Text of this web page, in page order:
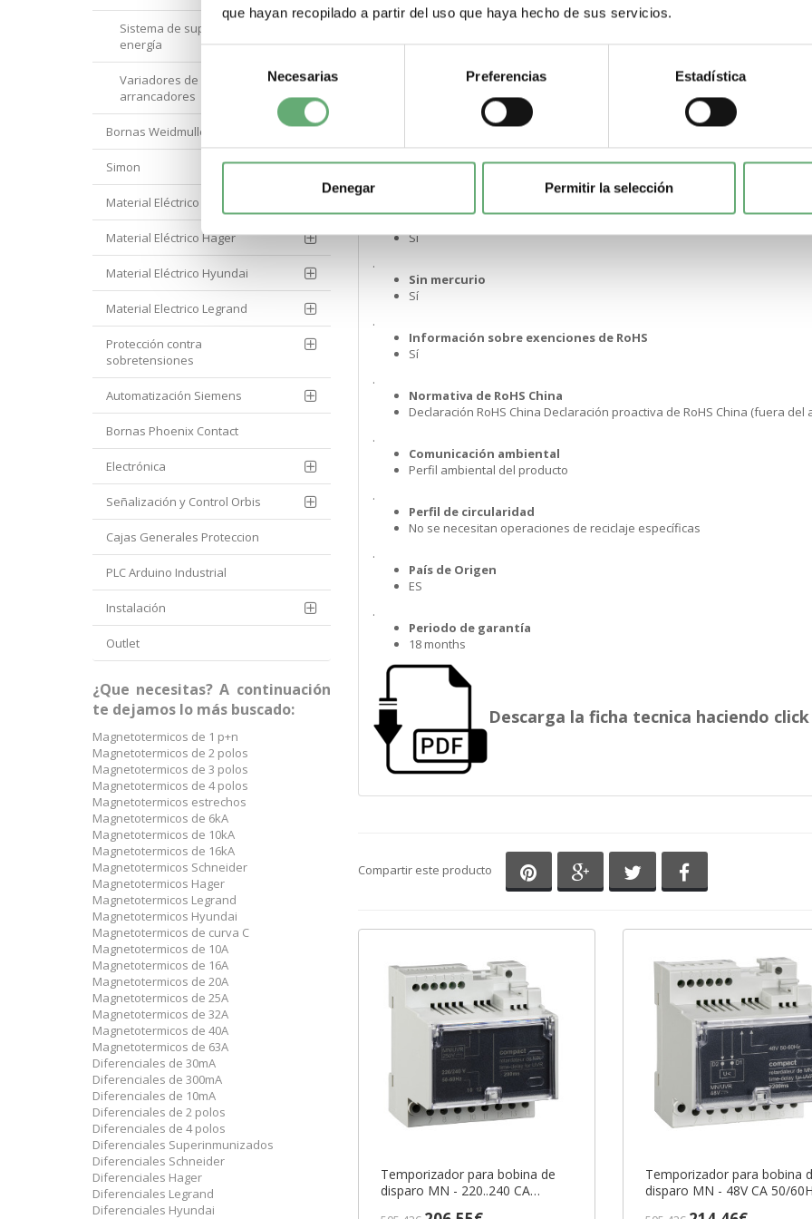
que hayan recopilado a partir del uso que haya hecho de sus servicios.
consentimiento
Necesarias Preferencias Estadística
Denegar Permitir la selección
Producto Green Premium
Reglamento REACh
Conforme con REACh sin SVHC
.
Directiva RoHS UE
Conforme Declaración RoHS UE
Sí
.
Sin mercurio
Sí
.
Información sobre exenciones de RoHS
Sí
.
Normativa de RoHS China
Declaración RoHS China Declaración proactiva de RoHS China (fuera del
.
Comunicación ambiental
Perfil ambiental del producto
.
Perfil de circularidad
No se necesitan operaciones de reciclaje específicas
.
País de Origen
ES
.
Periodo de garantía
18 months
Descarga la ficha tecnica haciendo
Compartir este producto Compartir en Pinterest
Compartir en Google+
Compartir en Twitter
Temporizador para bobina de
disparo MN - 220..240 CA
Temporizador para bobina
disparo MN - 48V CA 50/
Sistema de supervisión de
energía
Variadores de velocidad y
arrancadores
Bornas Weidmuller
Simon
Material Eléctrico Eaton
Material Eléctrico Hager
Material Eléctrico Hyundai
Material Electrico Legrand
Protección contra
sobretensiones
Automatización Siemens
Bornas Phoenix Contact
Electrónica
Señalización y Control Orbis
Cajas Generales Proteccion
PLC Arduino Industrial
Instalación
Outlet
¿Que necesitas? A continuación
te dejamos lo más buscado:
Magnetotermicos de 1 p+n
Magnetotermicos de 2 polos
Magnetotermicos de 3 polos
Magnetotermicos de 4 polos
Magnetotermicos estrechos
Magnetotermicos de 6kA
Magnetotermicos de 10kA
Magnetotermicos de 16kA
Magnetotermicos Schneider
Magnetotermicos Hager
Magnetotermicos Legrand
Magnetotermicos Hyundai
Magnetotermicos de curva C
Magnetotermicos de 10A
Magnetotermicos de 16A
Magnetotermicos de 20A
Magnetotermicos de 25A
Magnetotermicos de 32A
Magnetotermicos de 40A
Magnetotermicos de 63A
Diferenciales de 30mA
Diferenciales de 300mA
Diferenciales de 10mA
Diferenciales de 2 polos
Diferenciales de 4 polos
Diferenciales Superinmunizados
Diferenciales Schneider
Diferenciales Hager
Diferenciales Legrand
Diferenciales Hyundai